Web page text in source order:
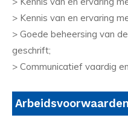
> Kennis van en ervaring
> Goede beheersing van
geschrift;
> Communicatief vaardig